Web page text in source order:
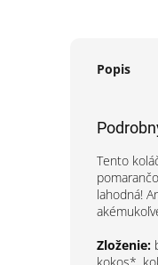
Popis
Tento
lahodná!
Zloženie: